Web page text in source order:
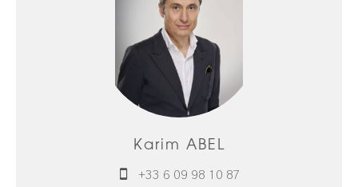
Karim ABEL
+33 6 09 98 10 87